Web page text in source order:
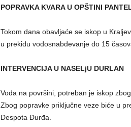
POPRAVKA KVARA U OPŠTINI
Tokom dana obavljaće se iskop u
u prekidu vodosnabdevanje do 15
INTERVENCIJA U NASELjU DURLAN
Voda na površini, potreban je iskop
Zbog popravke priključne veze biće u
Despota Đurđa.